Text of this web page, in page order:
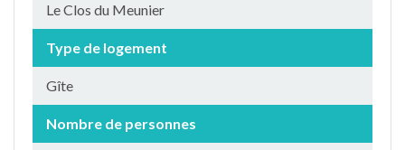
Le Clos du Meunier
Type de logement
Gîte
Nombre de personnes